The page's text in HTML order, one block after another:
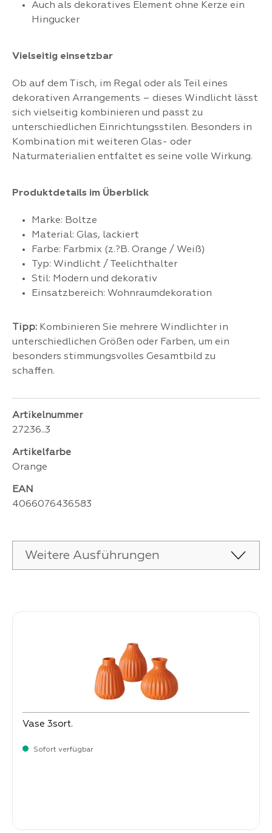
Auch als dekoratives Element ohne Kerze ein
Hingucker
Vielseitig einsetzbar
Ob auf dem Tisch, im Regal oder als Teil eines
dekorativen Arrangements – dieses Windlicht lässt
sich vielseitig kombinieren und passt zu
unterschiedlichen Einrichtungsstilen. Besonders in
Kombination mit weiteren Glas- oder
Naturmaterialien entfaltet es seine volle Wirkung.
Produktdetails im Überblick
Marke: Boltze
Material: Glas, lackiert
Farbe: Farbmix (z.?B. Orange / Weiß)
Typ: Windlicht / Teelichthalter
Stil: Modern und dekorativ
Einsatzbereich: Wohnraumdekoration
Tipp: Kombinieren Sie mehrere Windlichter in
unterschiedlichen Größen oder Farben, um ein
besonders stimmungsvolles Gesamtbild zu
schaffen.
Artikelnummer
27236..3
Artikelfarbe
Orange
EAN
4066076436583
Weitere Ausführungen
Vase 3sort.
Sofort verfügbar